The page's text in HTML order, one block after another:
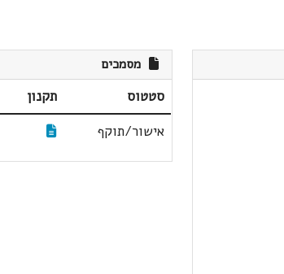
מסמכים
סטטוס תקנון
אישור/תוקף